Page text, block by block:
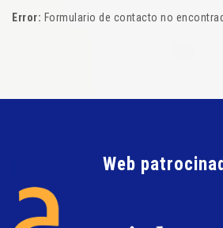
Error: Formulario de contacto no
Web